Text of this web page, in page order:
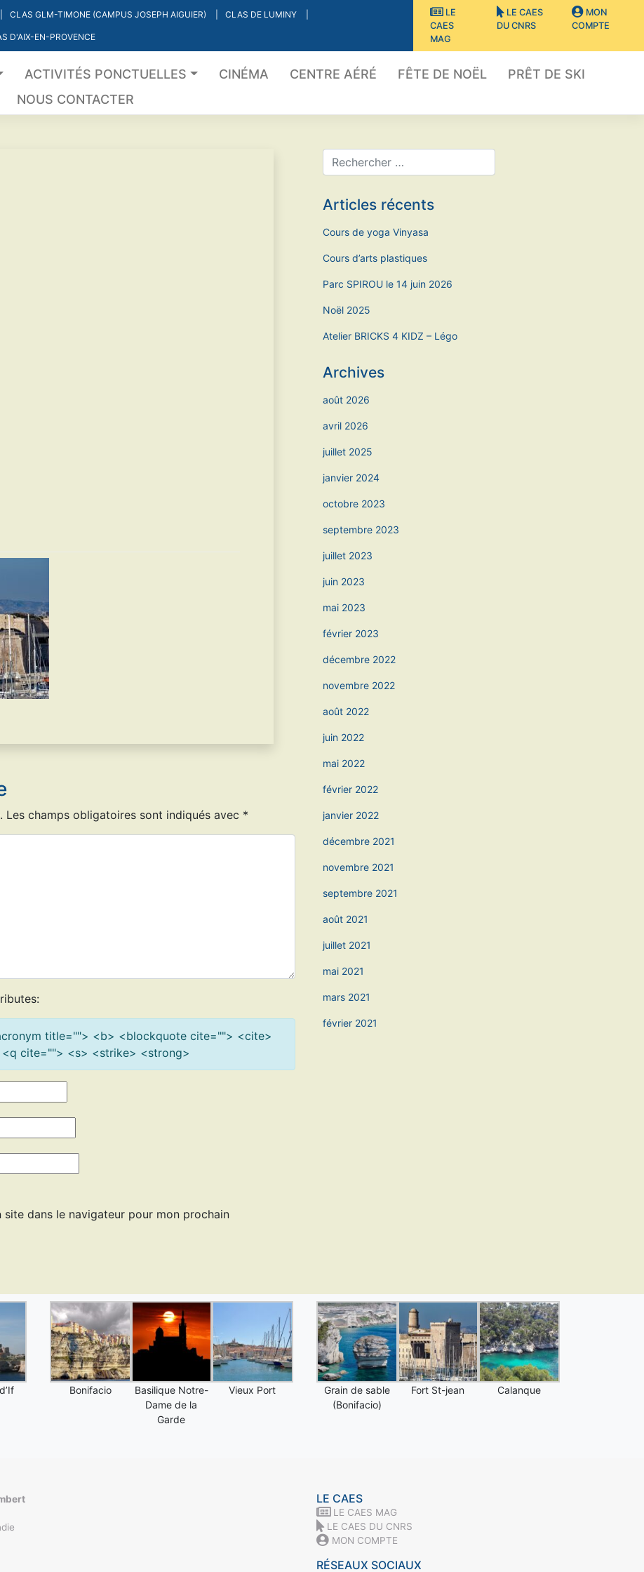
CLAS GLM-TIMONE (CAMPUS JOSEPH AIGUIER) CLAS DE LUMINY
D'AIX-EN-PROVENCE
LE
CAES
MAG
LE CAES
DU CNRS
MON
COMPTE
ACTIVITÉS PONCTUELLES CINÉMA CENTRE AÉRÉ FÊTE DE NOËL
PRÊT DE SKI
NOUS CONTACTER
Les champs obligatoires sont indiqués avec *
title=""> <b> <blockquote cite=""> <cite>
cite=""> <s> <strike> <strong>
dans le navigateur pour mon prochain
Articles récents
Cours de yoga Vinyasa
Cours d’arts plastiques
Parc SPIROU le 14 juin 2026
Noël 2025
Atelier BRICKS 4 KIDZ – Légo
Archives
août 2026
avril 2026
juillet 2025
janvier 2024
octobre 2023
septembre 2023
juillet 2023
juin 2023
mai 2023
février 2023
décembre 2022
novembre 2022
août 2022
juin 2022
mai 2022
février 2022
janvier 2022
décembre 2021
novembre 2021
septembre 2021
août 2021
juillet 2021
mai 2021
mars 2021
février 2021
Bonifacio
Basilique Notre-
Dame de la
Garde
Vieux Port
Grain de sable
(Bonifacio)
Fort St-jean Calanque
LE CAES
LE CAES MAG
LE CAES DU CNRS
MON COMPTE
RÉSEAUX SOCIAUX